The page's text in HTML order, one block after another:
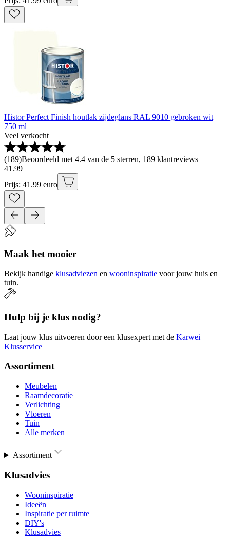
Histor Perfect Finish houtlak zijdeglans RAL 9010 gebroken wit
750 ml
Veel verkocht
(189)Beoordeeld met 4.4 van de 5 sterren, 189 klantreviews
41 .99
Prijs: 41.99 euro
Maak het mooier
Bekijk handige klusadviezen en wooninspiratie voor jouw huis en
tuin.
Hulp bij je klus nodig?
Laat jouw klus uitvoeren door een klusexpert met de Karwei
Klusservice
Assortiment
Meubelen
Raamdecoratie
Verlichting
Vloeren
Tuin
Alle merken
Assortiment
Klusadvies
Wooninspiratie
Ideeën
Inspiratie per ruimte
DIY's
Klusadvies